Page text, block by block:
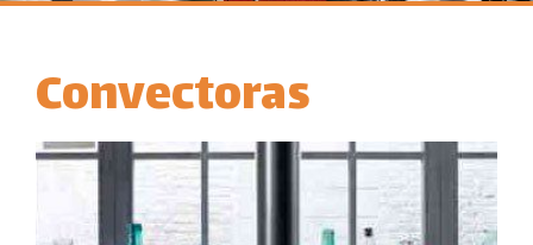
Convectoras